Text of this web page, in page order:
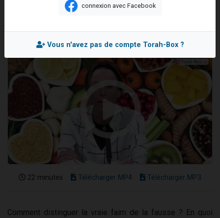
2 personnes viennent de faire un don pour Tsédaka : pauvres d'Israel
Mis en ligne le Jeudi 6 Octobre 2022
22 minutes Télécharger MP4 Télécharger MP3
Comment distinguer la vraie faim de la fausse ? En quoi
connexion avec Facebook
Vous n'avez pas de compte Torah-Box ?